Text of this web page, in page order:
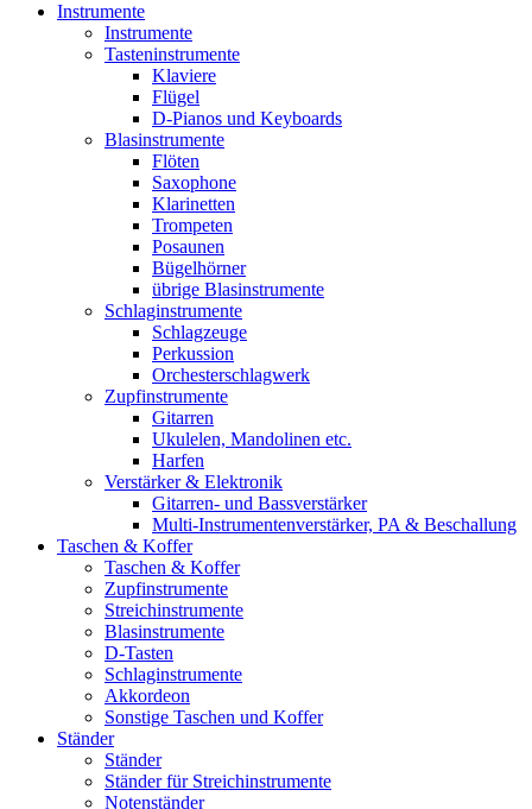
Instrumente
Instrumente
Tasteninstrumente
Klaviere
Flügel
D-Pianos und Keyboards
Blasinstrumente
Flöten
Saxophone
Klarinetten
Trompeten
Posaunen
Bügelhörner
übrige Blasinstrumente
Schlaginstrumente
Schlagzeuge
Perkussion
Orchesterschlagwerk
Zupfinstrumente
Gitarren
Ukulelen, Mandolinen etc.
Harfen
Verstärker & Elektronik
Gitarren- und Bassverstärker
Multi-Instrumentenverstärker, PA & Beschallung
Taschen & Koffer
Taschen & Koffer
Zupfinstrumente
Streichinstrumente
Blasinstrumente
D-Tasten
Schlaginstrumente
Akkordeon
Sonstige Taschen und Koffer
Ständer
Ständer
Ständer für Streichinstrumente
Notenständer